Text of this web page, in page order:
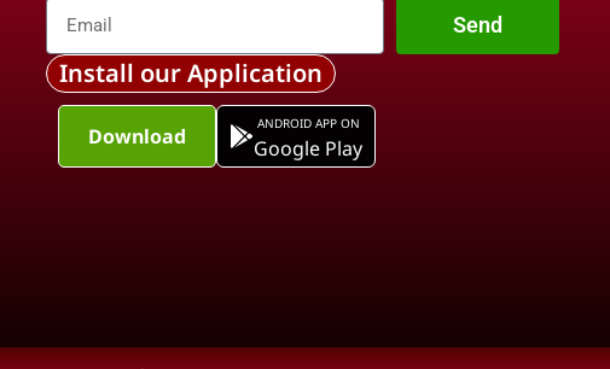
Send
Install our Application
Download ANDROID APP ON
Google Play